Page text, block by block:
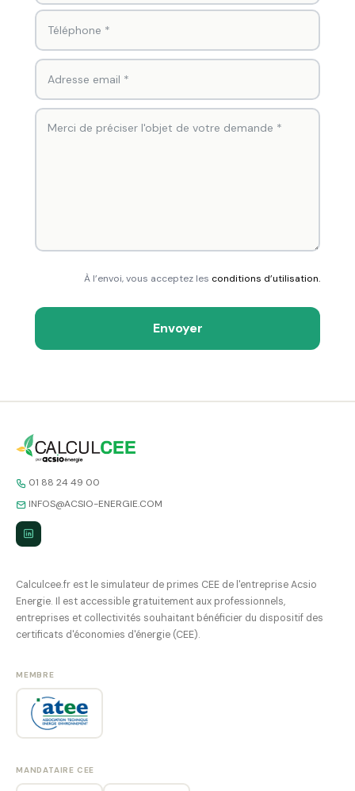
À l’envoi, vous acceptez les conditions d’utilisation.
Envoyer
01 88 24 49 00
INFOS@ACSIO-ENERGIE.COM
Calculcee.fr est le simulateur de primes CEE de l'entreprise Acsio
Energie. Il est accessible gratuitement aux professionnels,
entreprises et collectivités souhaitant bénéficier du dispositif des
certificats d'économies d'énergie (CEE).
MEMBRE
MANDATAIRE CEE